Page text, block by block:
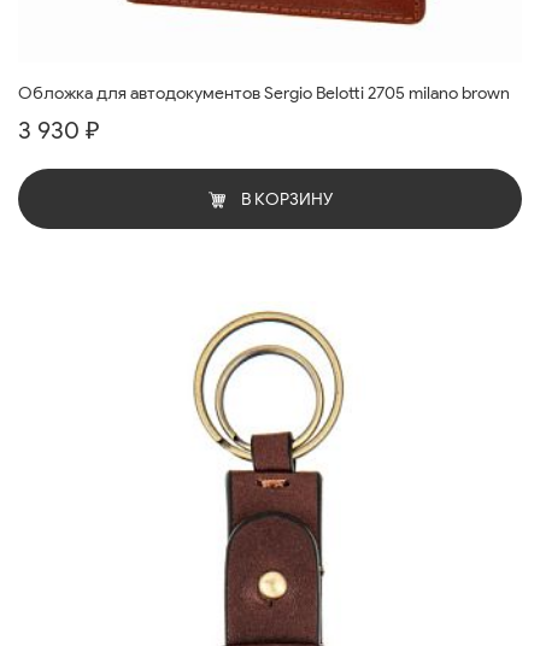
Обложка для автодокументов Sergio Belotti 2705 milano brown
3 930 ₽
В КОРЗИНУ